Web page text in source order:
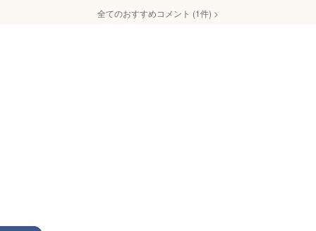
全てのおすすめコメント (1件) >